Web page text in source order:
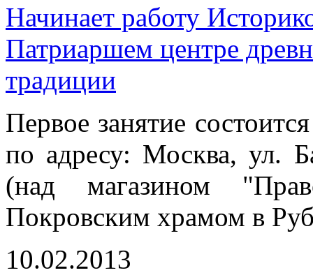
Начинает работу
Патриаршем центре
традиции
Первое занятие
по адресу: Москва, ул.
(над магазином
Покровским храмом в
10.02.2013